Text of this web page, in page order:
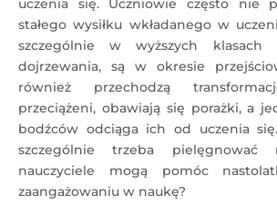
uczenia się. Uczniowie często nie
stałego wysiłku wkładanego w
szczególnie w wyższych klasach
dojrzewania, są w okresie
również przechodzą
przeciążeni, obawiają się porażki, a
bodźców odciąga ich od uczenia
szczególnie trzeba pielęgnować
nauczyciele mogą pomóc
zaangażowaniu w naukę?